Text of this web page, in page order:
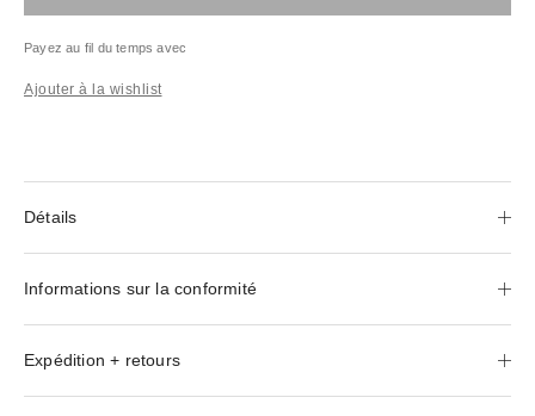
Payez au fil du temps avec
Ajouter à la wishlist
Détails
Informations sur la conformité
Expédition + retours